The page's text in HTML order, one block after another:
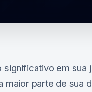
significativo em
parte de sua